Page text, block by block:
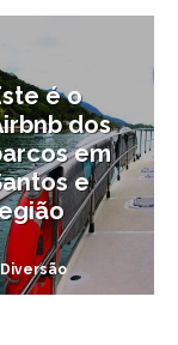
é o
dos
em
e